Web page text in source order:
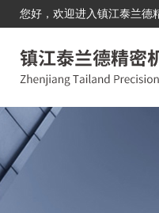
您好，欢迎进入镇江泰兰德